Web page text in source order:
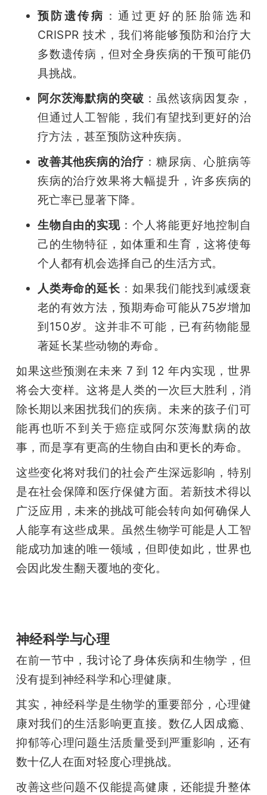
预防遗传病 ：通过更好的胚胎筛选和
CRISPR 技术，我们将能够预防和治疗大
多数遗传病，但对全身疾病的干预可能仍
具挑战。
阿尔茨海默病的突破 ：虽然该病因复杂，
但通过人工智能，我们有望找到更好的治
疗方法，甚至预防这种疾病。
改善其他疾病的治疗 ：糖尿病、心脏病等
疾病的治疗效果将大幅提升，许多疾病的
死亡率已显著下降。
生物自由的实现 ：个人将能更好地控制自
己的生物特征，如体重和生育，这将使每
个人都有机会选择自己的生活方式。
人类寿命的延长 ：如果我们能找到减缓衰
老的有效方法，预期寿命可能从75岁增加
到150岁。这并非不可能，已有药物能显
著延长某些动物的寿命。
如果这些预测在未来 7 到 12 年内实现，世界
将会大变样。这将是人类的一次巨大胜利，消
除长期以来困扰我们的疾病。未来的孩子们可
能再也听不到关于癌症或阿尔茨海默病的故
事，而是享有更高的生物自由和更长的寿命。
这些变化将对我们的社会产生深远影响，特别
是在社会保障和医疗保健方面。若新技术得以
广泛应用，未来的挑战可能会转向如何确保人
人能享有这些成果。虽然生物学可能是人工智
能成功加速的唯一领域，但即使如此，世界也
会因此发生翻天覆地的变化。
神经科学与心理
在前一节中，我讨论了身体疾病和生物学，但
没有提到神经科学和心理健康。
其实，神经科学是生物学的重要部分，心理健
康对我们的生活影响更直接。数亿人因成瘾、
抑郁等心理问题生活质量受到严重影响，还有
数十亿人在面对轻度心理挑战。
改善这些问题不仅能提高健康，还能提升整体